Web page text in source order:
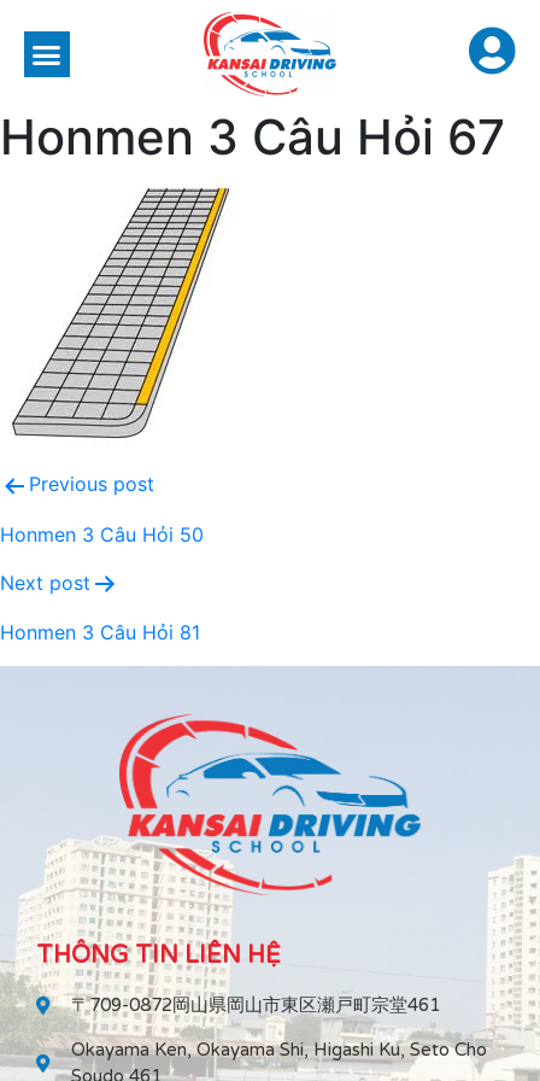
Honmen 3 Câu Hỏi 67
Previous post
Honmen 3 Câu Hỏi 50
Next post
Honmen 3 Câu Hỏi 81
THÔNG TIN LIÊN HỆ
〒709-0872岡山県岡山市東区瀬戸町宗堂461
Okayama Ken, Okayama Shi, Higashi Ku, Seto Cho
Soudo 461